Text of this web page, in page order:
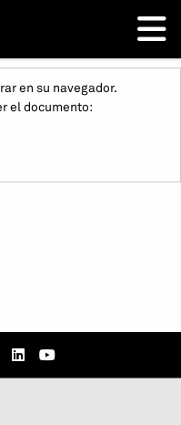
en su navegador.
el documento: